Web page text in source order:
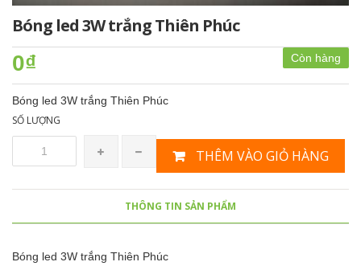
Bóng led 3W trắng Thiên Phúc
Còn hàng
0₫
Bóng led 3W trắng Thiên Phúc
SỐ LƯỢNG
THÊM VÀO GIỎ HÀNG
THÔNG TIN SẢN PHẨM
Bóng led 3W trắng Thiên Phúc